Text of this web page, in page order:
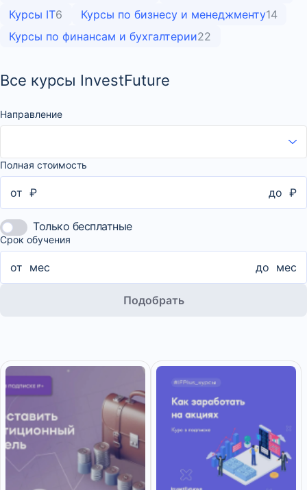
Курсы IT6 Курсы по бизнесу и менеджменту14
Курсы по финансам и бухгалтерии22
Все курсы InvestFuture
Направление
Полная стоимость
от ₽ до ₽
Только бесплатные
Срок обучения
от мес до мес
Подобрать